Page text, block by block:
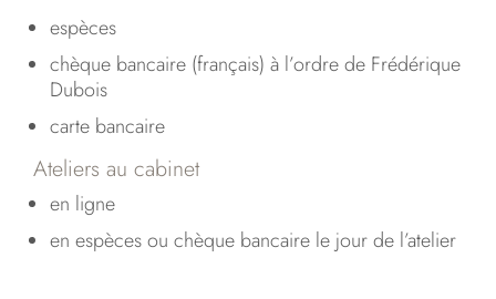
espèces
chèque bancaire (français) à l’ordre de Frédérique
Dubois
carte bancaire
Ateliers au cabinet
en ligne
en espèces ou chèque bancaire le jour de l’atelier